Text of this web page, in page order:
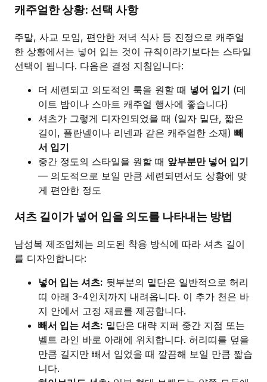
캐주얼한 상황: 선택 사항
주말, 사교 모임, 편안한 저녁 식사 등 진정으로 캐주얼
한 상황에서는 넣어 입는 것이 규칙이라기보다는 스타일
선택이 됩니다. 다음은 결정 지침입니다:
더 세련되고 의도적인 룩을 원할 때 넣어 입기 (데
이트 밤이나 스마트 캐주얼 행사에 좋습니다)
셔츠가 그렇게 디자인되었을 때 (일자 밑단, 짧은
길이, 플란넬이나 리넨과 같은 캐주얼한 소재) 빼
서 입기
중간 정도의 스타일을 원할 때 앞부분만 넣어 입기
— 의도적으로 보일 만큼 세련되면서도 상황에 맞
게 편안한 정도
셔츠 길이가 넣어 입을 의도를 나타내는 방법
남성복 제조업체는 의도된 착용 방식에 따라 셔츠 길이
를 디자인합니다:
넣어 입는 셔츠: 뒷부분의 밑단은 일반적으로 허리
띠 아래 3-4인치까지 내려옵니다. 이 추가 천은 바
지 안에서 고정 재료를 제공합니다.
빼서 입는 셔츠: 밑단은 대략 지퍼 중간 지점 또는
벨트 라인 바로 아래에 위치합니다. 허리띠를 덮을
만큼 길지만 빼서 입었을 때 깔끔해 보일 만큼 짧습
니다.